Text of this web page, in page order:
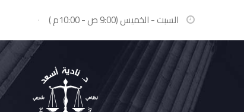
السبت - الخميس (9:00 ص - 10:00م ) ·